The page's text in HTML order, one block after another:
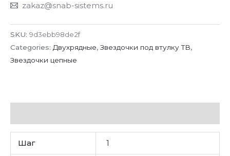
zakaz@snab-sistems.ru
SKU: 9d3ebb98de2f
Categories: Двухрядные, Звездочки под втулку ТВ,
Звездочки цепные
Шаг 1